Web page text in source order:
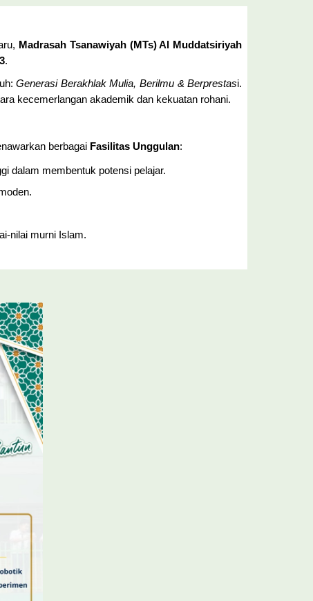
Madrasah Tsanawiyah (MTs) Al Muddatsiriyah
.
Generasi Berakhlak Mulia, Berilmu & Berprestasi.
kecemerlangan akademik dan kekuatan rohani.
berbagai Fasilitas Unggulan:
dalam membentuk potensi pelajar.
nilai murni Islam.